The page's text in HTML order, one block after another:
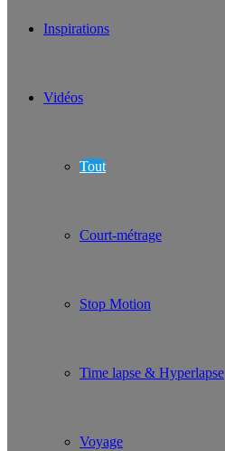
Inspirations
Vidéos
Tout
Court-métrage
Stop Motion
Time lapse & Hyperlapse
Voyage